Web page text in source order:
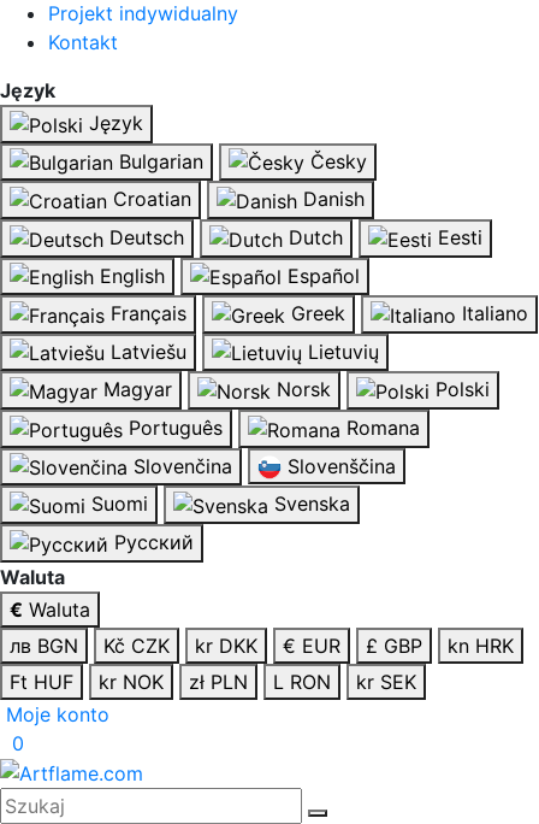
Projekt indywidualny
Kontakt
Język
Język
Bulgarian
Česky
Croatian
Danish
Deutsch
Dutch
Eesti
English
Español
Français
Greek
Italiano
Latviešu
Lietuvių
Magyar
Norsk
Polski
Português
Romana
Slovenčina
Slovenščina
Suomi
Svenska
Русский
Waluta
€ Waluta
лв BGN
Kč CZK kr DKK € EUR £ GBP
kn HRK
Ft HUF
kr NOK zł PLN L RON
kr SEK
Moje konto
0